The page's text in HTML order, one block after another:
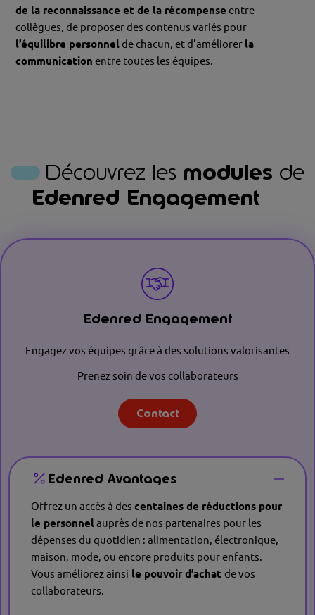
de la reconnaissance et de la récompense entre
collègues, de proposer des contenus variés pour
l’équilibre personnelde chacun, et d’améliorer la
communication entre toutes les équipes.
Découvrez les modules de
Edenred Engagement
Edenred Engagement
Engagez vos équipes grâce à des solutions valorisantes
Prenez soin de vos collaborateurs
Contact
Edenred Avantages
Offrez un accès à des centaines de réductions pour
le personnelauprès de nos partenaires pour les
dépenses du quotidien : alimentation, électronique,
maison, mode, ou encore produits pour enfants.
Vous améliorez ainsi le pouvoir d’achat de vos
collaborateurs.